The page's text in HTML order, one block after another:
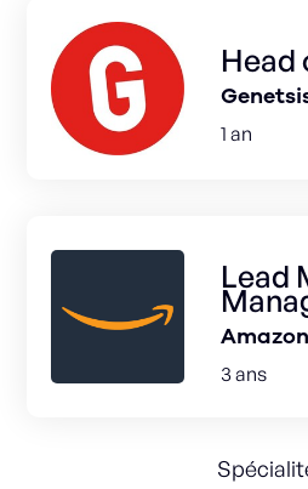
Head
1 an
Lead
Amazon
3 ans